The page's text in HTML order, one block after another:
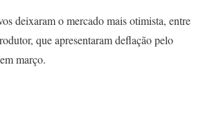
deixaram o mercado mais otimista, entre
que apresentaram deflação pelo
março.